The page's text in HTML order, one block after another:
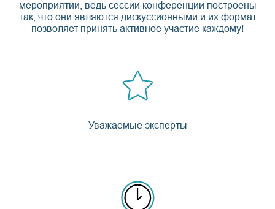
мероприятии, ведь сессии конференции построены
так, что они являются дискуссионными и их формат
позволяет принять активное участие каждому!
Уважаемые эксперты